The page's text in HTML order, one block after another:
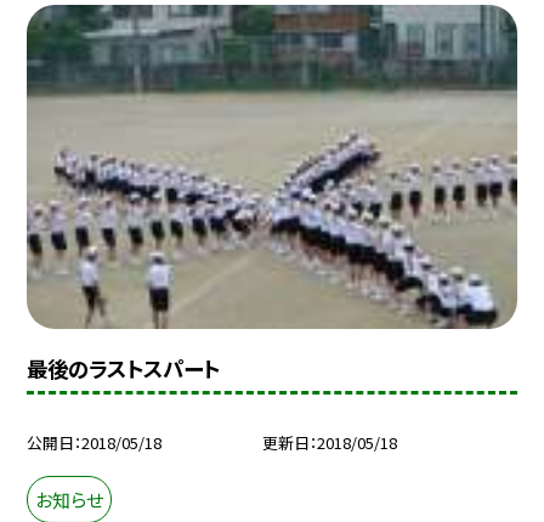
最後のラストスパート
公開日 2018/05/18 更新日 2018/05/18
お知らせ